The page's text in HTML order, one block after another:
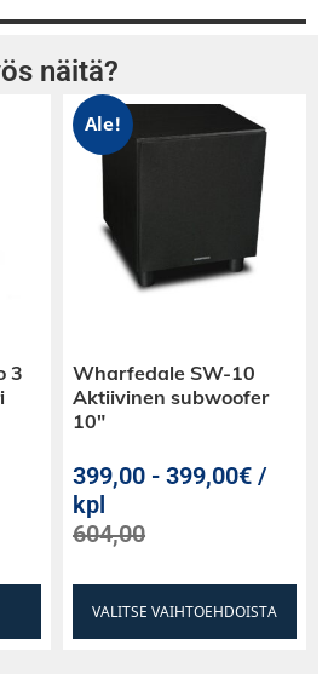
Logic D/A-piiri
x 32 x 100 (106 sis.
näitä?
3
Ale!
Wharfedale SW-10
Aktiivinen subwoofer
10″
399,00 -399,00€ /
kpl
604,00
VALITSE VAIHTOEHDOISTA